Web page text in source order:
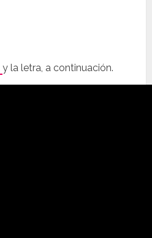
y la letra, a continuación.